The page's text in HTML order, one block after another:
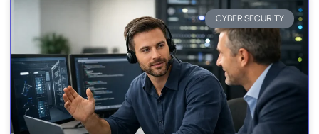
CYBER SECURITY